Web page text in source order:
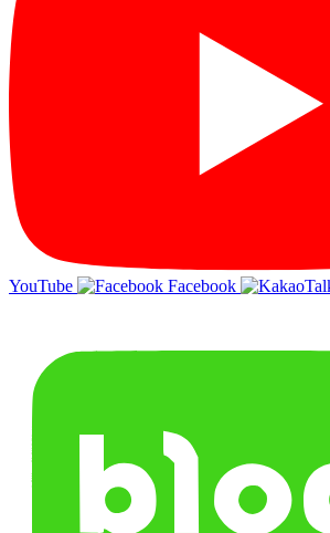
YouTube Facebook